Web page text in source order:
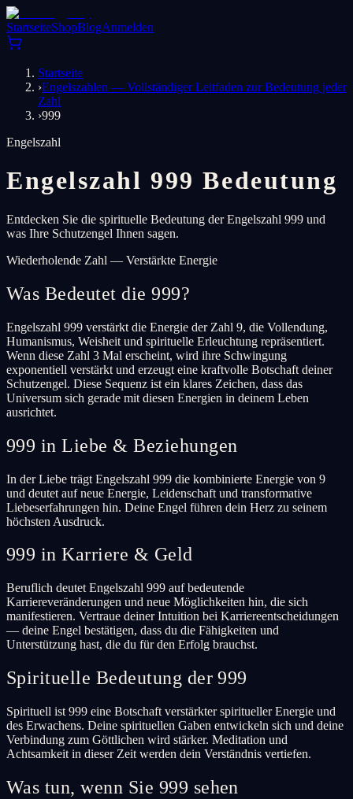
StartseiteShopBlogAnmelden
Startseite
›Engelszahlen — Vollständiger Leitfaden zur Bedeutung jeder
Zahl
›999
Engelszahl
Engelszahl 999 Bedeutung
Entdecken Sie die spirituelle Bedeutung der Engelszahl 999 und
was Ihre Schutzengel Ihnen sagen.
Wiederholende Zahl — Verstärkte Energie
Was Bedeutet die 999?
Engelszahl 999 verstärkt die Energie der Zahl 9, die Vollendung,
Humanismus, Weisheit und spirituelle Erleuchtung repräsentiert.
Wenn diese Zahl 3 Mal erscheint, wird ihre Schwingung
exponentiell verstärkt und erzeugt eine kraftvolle Botschaft deiner
Schutzengel. Diese Sequenz ist ein klares Zeichen, dass das
Universum sich gerade mit diesen Energien in deinem Leben
ausrichtet.
999 in Liebe & Beziehungen
In der Liebe trägt Engelszahl 999 die kombinierte Energie von 9
und deutet auf neue Energie, Leidenschaft und transformative
Liebeserfahrungen hin. Deine Engel führen dein Herz zu seinem
höchsten Ausdruck.
999 in Karriere & Geld
Beruflich deutet Engelszahl 999 auf bedeutende
Karriereveränderungen und neue Möglichkeiten hin, die sich
manifestieren. Vertraue deiner Intuition bei Karriereentscheidungen
— deine Engel bestätigen, dass du die Fähigkeiten und
Unterstützung hast, die du für den Erfolg brauchst.
Spirituelle Bedeutung der 999
Spirituell ist 999 eine Botschaft verstärkter spiritueller Energie und
des Erwachens. Deine spirituellen Gaben entwickeln sich und deine
Verbindung zum Göttlichen wird stärker. Meditation und
Achtsamkeit in dieser Zeit werden dein Verständnis vertiefen.
Was tun, wenn Sie 999 sehen